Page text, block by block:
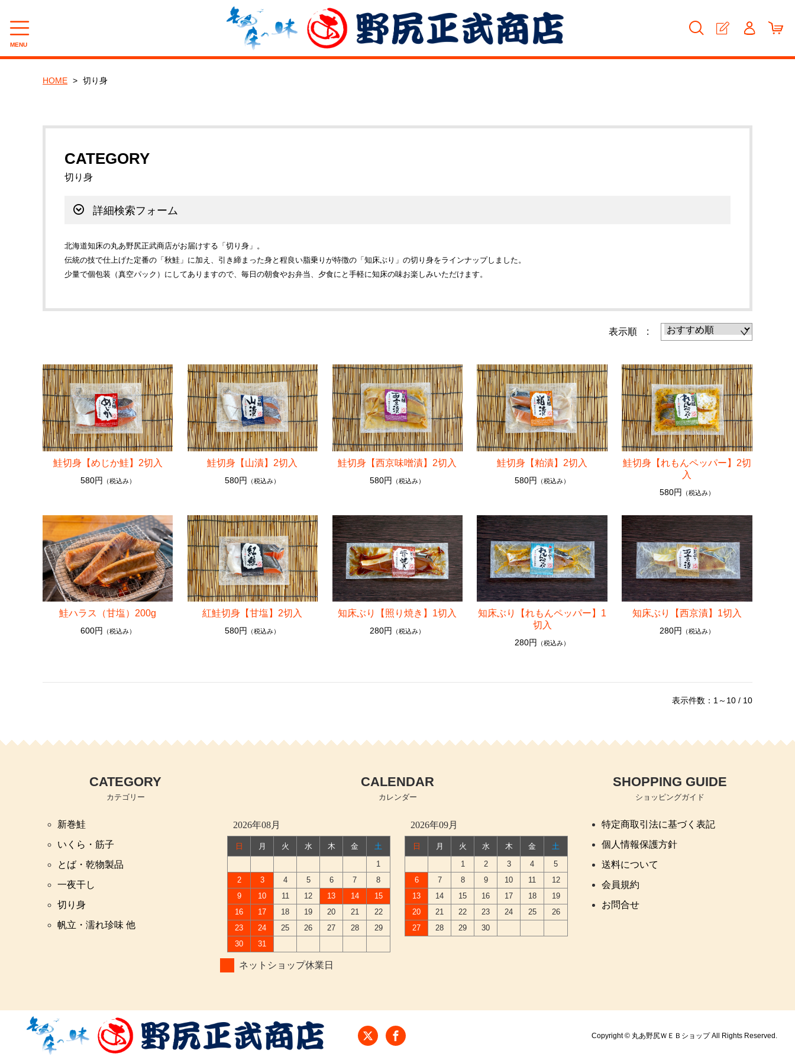
MENU
8月企画『旨辛たこジャン』キャンペーン
CATEGORY
帆立・濡れ珍味 他
HOME 切り身
CATEGORY
切り身
詳細検索フォーム
北海道知床の丸あ野尻正武商店がお届けする「切り身」。
伝統の技で仕上げた定番の「秋鮭」に加え、引き締まった身と程良い脂乗りが特徴の「知床ぶり」の切り身をラインナップしました。
少量で個包装（真空パック）にしてありますので、毎日の朝食やお弁当、夕食にと手軽に知床の味お楽しみいただけます。
表示順 :
鮭切身【めじか鮭】2切入
580円 （税込み）
鮭切身【山漬】2切入
580円 （税込み）
鮭切身【西京味噌漬】2切入
580円 （税込み）
鮭切身【粕漬】2切入
580円 （税込み）
鮭切身【れもんペッパー】2切
入
580円 （税込み）
鮭ハラス（甘塩）200g
600円 （税込み）
紅鮭切身【甘塩】2切入
580円 （税込み）
知床ぶり【照り焼き】1切入
280円 （税込み）
知床ぶり【れもんペッパー】1
切入
280円 （税込み）
知床ぶり【西京漬】1切入
280円 （税込み）
表示件数：1～10 / 10
CATEGORY
カテゴリー
新巻鮭
いくら・筋子
とば・乾物製品
一夜干し
切り身
帆立・濡れ珍味 他
CALENDAR
カレンダー
2026年08月
日 月 火 水 木 金
土
1
2
3 4 5 6 7
8
9
10 11 12 13 14
15
16
17 18 19 20 21
22
23
24 25 26 27 28
29
30
31
2026年09月
日 月 火 水 木 金
土
1
2 3 4
5
6
7 8 9 10 11
12
13
14 15 16 17 18
19
20
21 22 23 24 25
26
27
28 29 30
ネットショップ休業日
SHOPPING GUIDE
ショッピングガイド
特定商取引法に基づく表記
個人情報保護方針
送料について
会員規約
お問合せ
Copyright © 丸あ野尻ＷＥＢショップ All Rights Reserved.